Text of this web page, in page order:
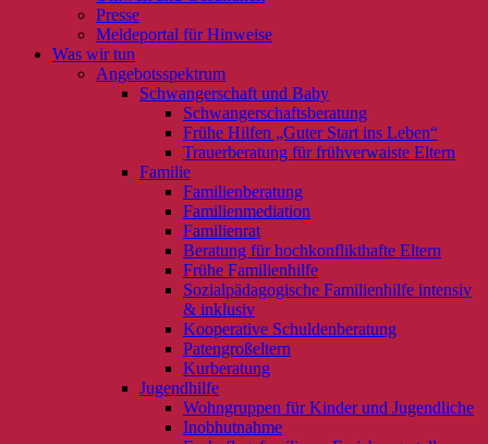
Presse
Meldeportal für Hinweise
Was wir tun
Angebotsspektrum
Schwangerschaft und Baby
Schwangerschaftsberatung
Frühe Hilfen „Guter Start ins Leben“
Trauerberatung für frühverwaiste Eltern
Familie
Familienberatung
Familienmediation
Familienrat
Beratung für hochkonflikthafte Eltern
Frühe Familienhilfe
Sozialpädagogische Familienhilfe intensiv
& inklusiv
Kooperative Schuldenberatung
Patengroßeltern
Kurberatung
Jugendhilfe
Wohngruppen für Kinder und Jugendliche
Inobhutnahme